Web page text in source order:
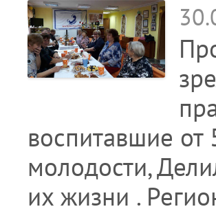
воспитавшие
молодости,
их жизни .